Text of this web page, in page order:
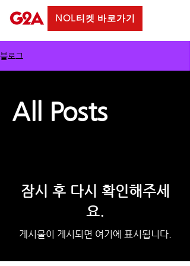
NOL티켓 바로가기
블로그
All Posts
잠시 후 다시 확인해주세
요.
게시물이 게시되면 여기에 표시됩니다.